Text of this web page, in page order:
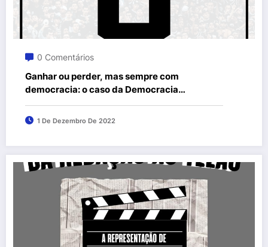
0 Comentários
Ganhar ou perder, mas sempre com
democracia: o caso da Democracia
Corinthiana
1 De Dezembro De 2022